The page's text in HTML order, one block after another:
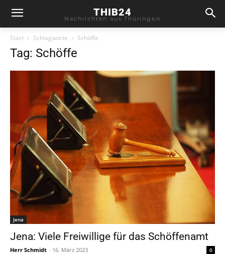
THIB24
Nachrichten aus Thüringen
Start Schlagworte Schöffe
Tag: Schöffe
Jena
Jena: Viele Freiwillige für das Schöffenamt
Herr Schmidt - 16. März 2023 0